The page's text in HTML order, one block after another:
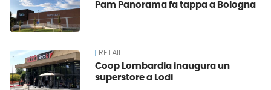
Pam Panorama fa tappa a Bologna
RETAIL
Coop Lombardia inaugura un
superstore a Lodi